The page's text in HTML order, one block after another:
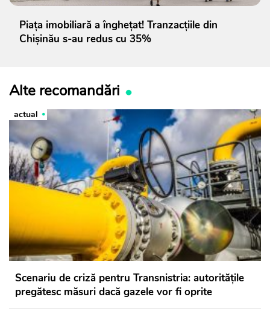
Piața imobiliară a înghețat! Tranzacțiile din
Chișinău s-au redus cu 35%
Alte recomandări
actual
Scenariu de criză pentru Transnistria: autoritățile
pregătesc măsuri dacă gazele vor fi oprite